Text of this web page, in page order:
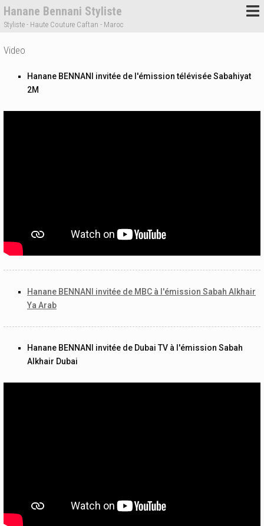
Hanane Bennani Styliste
Styliste - Haute Couture Caftan - Maroc
Video
Hanane BENNANI invitée de l'émission télévisée Sabahiyat
2M
Hanane BENNANI invitée de MBC à l'émission Sabah Alkhair
Ya Arab
Hanane BENNANI invitée de Dubai TV à l'émission Sabah
Alkhair Dubai